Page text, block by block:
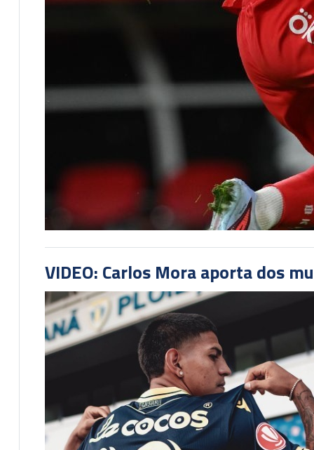
VIDEO: Carlos Mora aporta dos